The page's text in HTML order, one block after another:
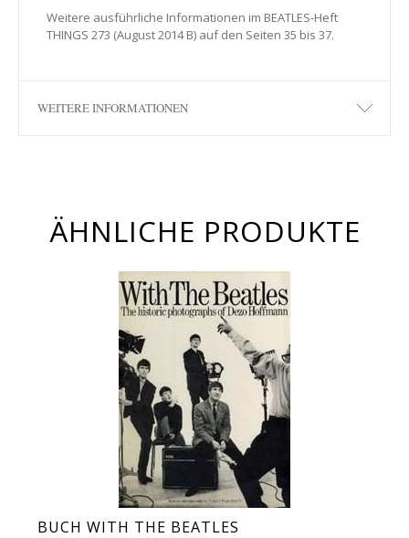
Weitere ausführliche Informationen im BEATLES-Heft
THINGS 273 (August 2014 B) auf den Seiten 35 bis 37.
WEITERE INFORMATIONEN
ÄHNLICHE PRODUKTE
BUCH WITH THE BEATLES